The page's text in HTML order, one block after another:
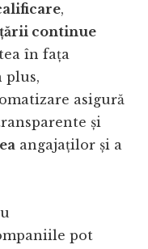
,
continue
în fața
plus,
asigură
și
angajaților și a
pot